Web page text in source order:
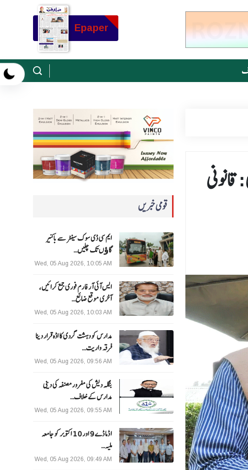
Epaper
قومی خبریں
ایم سی ڈی سوک سینٹر سے باکنیر
گاﺅں تک چلیں…
Wed, 05 Aug 2026, 10:05 AM
ایس آئی آر فارم فوری جمع کرائیں،
آخری موقع ضائع…
Wed, 05 Aug 2026, 10:03 AM
مدارس کو دہشت گردی کا اڈہ قرار دینا
فرقہ واریت…
Wed, 05 Aug 2026, 09:56 AM
بنگلہ دیش کی مفرور مصنفہ کی دینی
مدارس کے خلاف…
Wed, 05 Aug 2026, 09:55 AM
ا ڈما ڈے 9 اور 10 اکتوبر کو جامعہ
ملیہ…
Wed, 05 Aug 2026, 09:49 AM